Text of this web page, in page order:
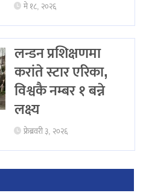
मे १८, २०२६
लन्डन प्रशिक्षणमा
करांते स्टार एरिका,
विश्वकै नम्बर १ बन्ने
लक्ष्य
फ्रेब्रवरी ३, २०२६